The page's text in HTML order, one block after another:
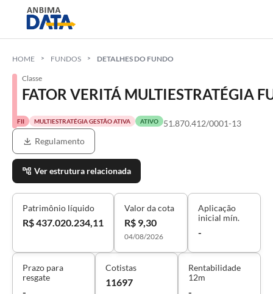
HOME FUNDOS DETALHES DO FUNDO
Classe
FATOR VERITÁ MULTIESTRATÉGIA
FII MULTIESTRATÉGIA GESTÃO ATIVA ATIVO
51.870.412/0001-13
Regulamento
Ver estrutura relacionada
Patrimônio líquido
R$ 437.020.234,11
Valor da cota
R$ 9,30
04/08/2026
Aplicação
inicial mín.
-
Prazo para
resgate
Cotistas
11697
Rentabilidade
12m